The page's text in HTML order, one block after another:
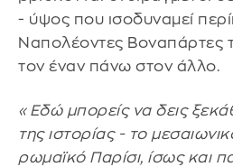
- ύψος που ισοδυναμεί
Ναπολέοντες Βοναπάρτες
τον έναν πάνω στον άλλο.
«Εδώ μπορείς να δεις
της ιστορίας - το
ρωμαϊκό Παρίσι, ίσως και